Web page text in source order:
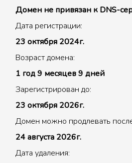
Домен не привязан к DNS-
Дата регистрации:
23 октября 2024г.
Возраст домена:
1 год 9 месяцев 9 дней
Зарегистрирован до:
23 октября 2026г.
Домен можно продлевать
24 августа 2026г.
Дата удаления: